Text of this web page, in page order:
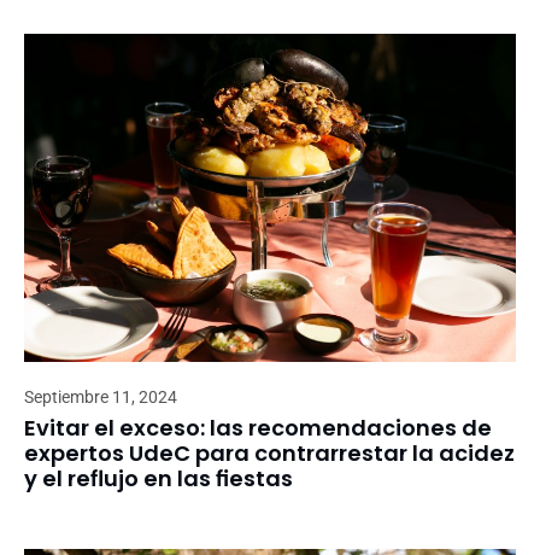
Septiembre 11, 2024
Evitar el exceso: las recomendaciones de
expertos UdeC para contrarrestar la acidez
y el reflujo en las fiestas